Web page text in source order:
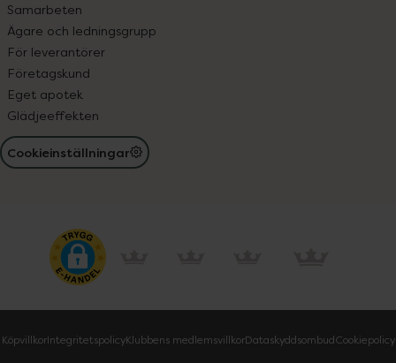
Samarbeten
Ägare och ledningsgrupp
För leverantörer
Företagskund
Eget apotek
Glädjeeffekten
Cookieinställningar
KöpvillkorIntegritetspolicyKlubbens medlemsvillkorDataskyddsombudCookiepolicy